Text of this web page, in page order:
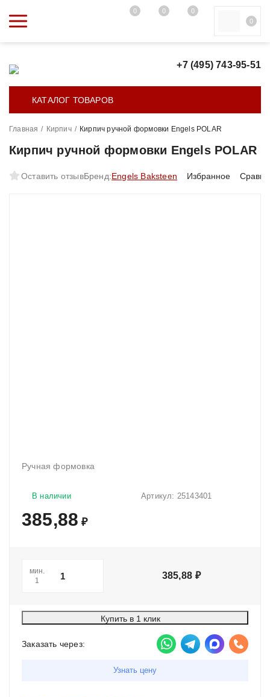
0 0
0
0
+7 (495) 743-95-51
КАТАЛОГ ТОВАРОВ
Главная / Кирпич / Кирпич ручной формовки Engels POLAR
Кирпич ручной формовки Engels POLAR
Оставить отзывБренд:Engels Baksteen Избранное
Ручная формовка
Артикул: 25143401
В наличии
385,88 ₽
мин.
1
385,88 ₽
Купить в 1 клик
Заказать через:
Узнать цену